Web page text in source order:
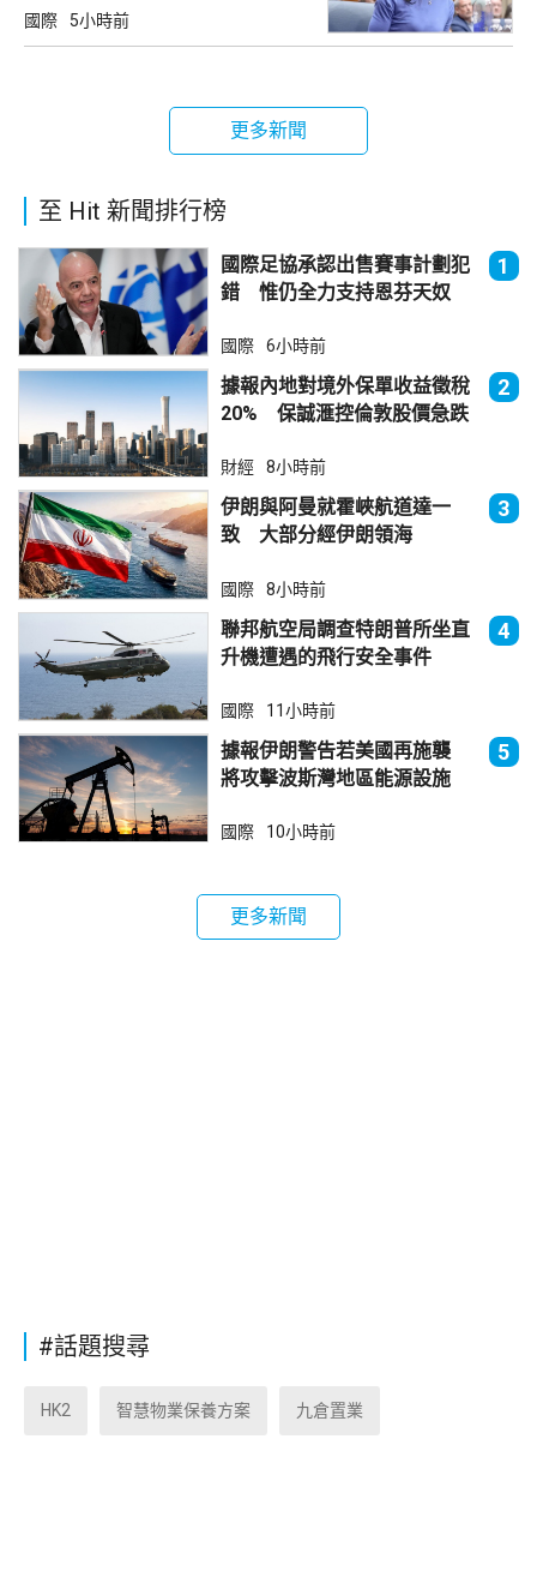
國際 5小時前
更多新聞
至 Hit 新聞排行榜
國際足協承認出售賽事計劃犯
錯 惟仍全力支持恩芬天奴
1
國際 6小時前
據報內地對境外保單收益徵稅
20% 保誠滙控倫敦股價急跌
2
財經 8小時前
伊朗與阿曼就霍峽航道達一
致 大部分經伊朗領海
3
國際 8小時前
聯邦航空局調查特朗普所坐直
升機遭遇的飛行安全事件
4
國際 11小時前
據報伊朗警告若美國再施襲
將攻擊波斯灣地區能源設施
5
國際 10小時前
更多新聞
#話題搜尋
HK2 智慧物業保養方案 九倉置業